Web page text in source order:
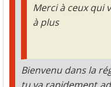
Merci à ceux qui
à plus
Bienvenu dans la